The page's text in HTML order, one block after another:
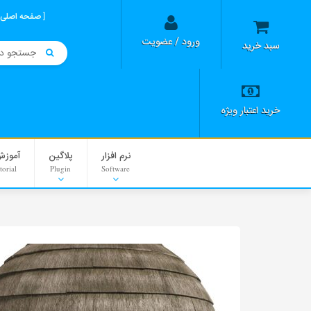
سبد خرید ورود / عضویت
خرید اعتبار ویژه
صفحه اصلی
نرم افزار
Software
پلاگین
Plugin